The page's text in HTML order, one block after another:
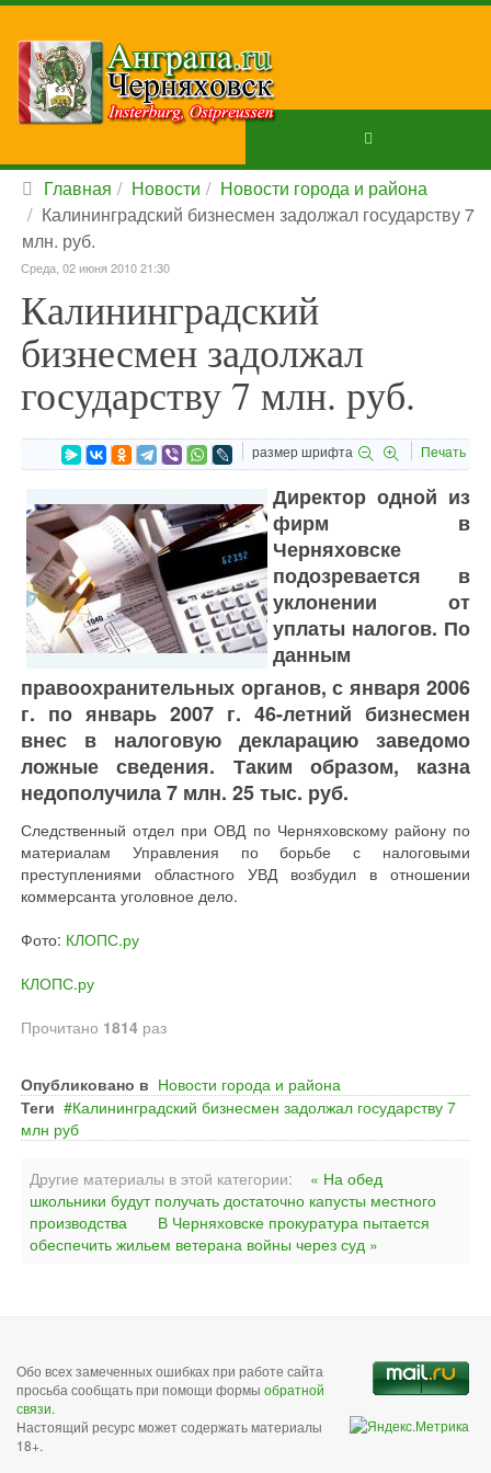
Главная Новости
Новости города и района
Калининградский бизнесмен задолжал государству 7
млн. руб.
Среда, 02 июня 2010 21:30
Калининградский
бизнесмен задолжал
государству 7 млн. руб.
размер шрифта Печать
Директор одной из
фирм в
Черняховске
подозревается в
уклонении от
уплаты налогов. По
данным
правоохранительных органов, с января 2006
г. по январь 2007 г. 46-летний бизнесмен
внес в налоговую декларацию заведомо
ложные сведения. Таким образом, казна
недополучила 7 млн. 25 тыс. руб.
Следственный отдел при ОВД по Черняховскому району по
материалам Управления по борьбе с налоговыми
преступлениями областного УВД возбудил в отношении
коммерсанта уголовное дело.
Фото: КЛОПС.ру
КЛОПС.ру
Прочитано 1814 раз
Опубликовано в Новости города и района
Теги
Калининградский бизнесмен задолжал государству 7
млн руб
Другие материалы в этой категории:
« На обед
школьники будут получать достаточно капусты местного
производства
В Черняховске прокуратура пытается
обеспечить жильем ветерана войны через суд »
Обо всех замеченных ошибках при работе сайта
просьба сообщать при помощи формы обратной
связи.
Настоящий ресурс может содержать материалы
18+.